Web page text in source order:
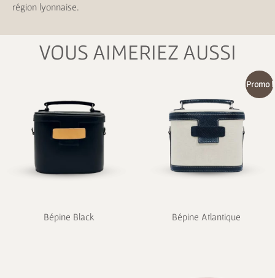
région lyonnaise.
VOUS AIMERIEZ AUSSI
Bépine Black
Promo !
Bépine Atlantique